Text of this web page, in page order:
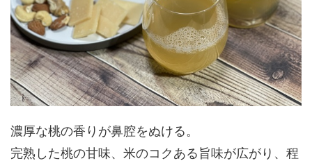
濃厚な桃の香りが鼻腔をぬける。
完熟した桃の甘味、米のコクある旨味が広がり、程